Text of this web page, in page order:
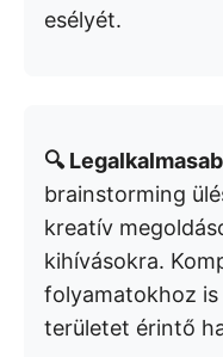
esélyét.
🔍
brainstorming
kreatív
kihívásokra.
folyamatokhoz is
területet érintő